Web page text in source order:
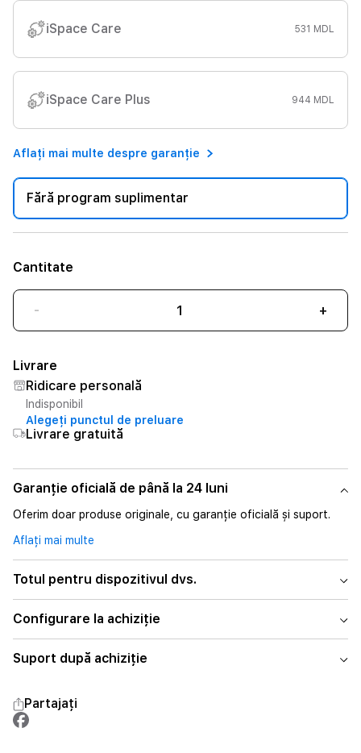
iSpace Care 531 MDL
iSpace Care Plus 944 MDL
Aflați mai multe despre garanție
Fără program suplimentar
Cantitate
- +
Livrare
Ridicare personală
Indisponibil
Alegeți punctul de preluare
Livrare gratuită
Garanție oficială de până la 24 luni
Oferim doar produse originale, cu garanție oficială și suport.
Aflați mai multe
Totul pentru dispozitivul dvs.
Configurare la achiziție
Suport după achiziție
Partajați